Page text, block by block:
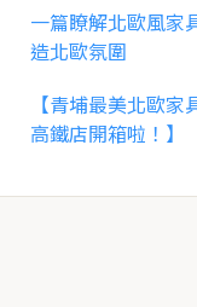
一篇瞭解北歐風家
造北歐氛圍
【青埔最美北歐
高鐵店開箱啦！】